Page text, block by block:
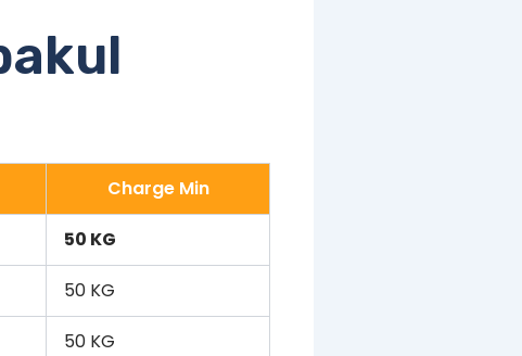
Charge Min
50 KG
50 KG
50 KG